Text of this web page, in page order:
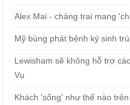
Alex Mai - chàng trai mang
Mỹ bùng phát bệnh ký sinh
Lewisham sẽ không hỗ trợ
Vụ
Khách 'sống' như thế nào